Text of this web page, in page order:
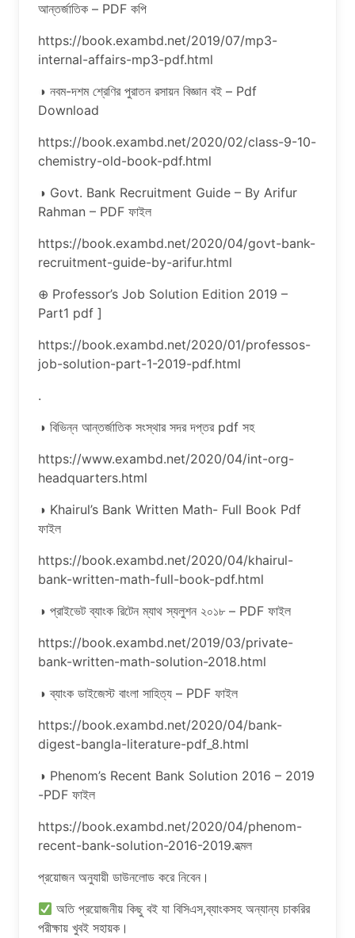
আন্তর্জাতিক – PDF কপি
https://book.exambd.net/2019/07/mp3-
internal-affairs-mp3-pdf.html
◑ নবম-দশম শ্রেণির পুরাতন রসায়ন বিজ্ঞান বই – Pdf
Download
https://book.exambd.net/2020/02/class-9-10-
chemistry-old-book-pdf.html
◑ Govt. Bank Recruitment Guide – By Arifur
Rahman – PDF ফাইল
https://book.exambd.net/2020/04/govt-bank-
recruitment-guide-by-arifur.html
⊕ Professor’s Job Solution Edition 2019 –
Part1 pdf ]
https://book.exambd.net/2020/01/professos-
job-solution-part-1-2019-pdf.html
.
◑ বিভিন্ন আন্তর্জাতিক সংস্থার সদর দপ্তর pdf সহ
https://www.exambd.net/2020/04/int-org-
headquarters.html
◑ Khairul’s Bank Written Math- Full Book Pdf
ফাইল
https://book.exambd.net/2020/04/khairul-
bank-written-math-full-book-pdf.html
◑ প্রাইভেট ব্যাংক রিটেন ম্যাথ স্যলুশন ২০১৮ – PDF ফাইল
https://book.exambd.net/2019/03/private-
bank-written-math-solution-2018.html
◑ ব্যাংক ডাইজেস্ট বাংলা সাহিত্য – PDF ফাইল
https://book.exambd.net/2020/04/bank-
digest-bangla-literature-pdf_8.html
◑ Phenom’s Recent Bank Solution 2016 – 2019
-PDF ফাইল
https://book.exambd.net/2020/04/phenom-
recent-bank-solution-2016-2019.হত্মল
প্রয়োজন অনুযায়ী ডাউনলোড করে নিবেন।
অতি প্রয়োজনীয় কিছু বই যা বিসিএস,ব্যাংকসহ অন্যান্য চাকরির
পরীক্ষায় খুবই সহায়ক।